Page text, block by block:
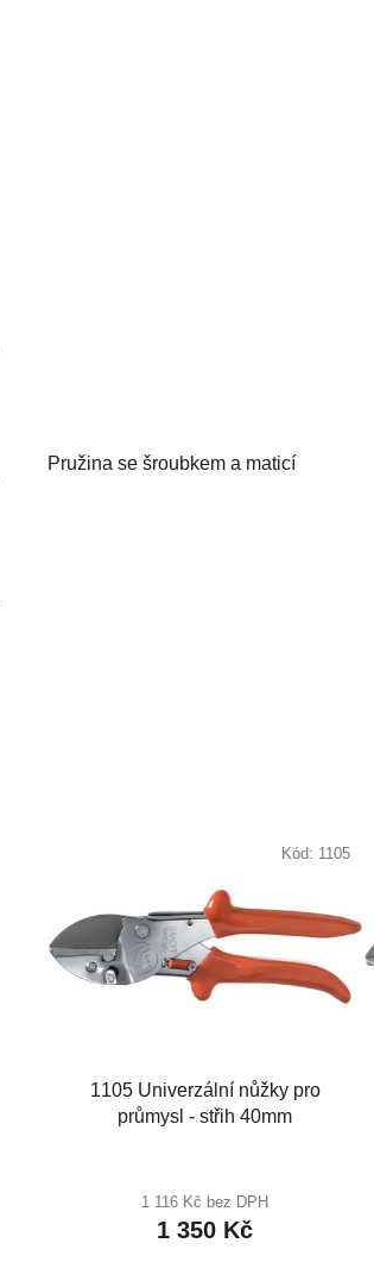
Pružina se šroubkem a maticí
1105 Univerzální nůžky pro
průmysl - střih 40mm
1 116 Kč bez DPH
1 350 Kč
Kód: 1105